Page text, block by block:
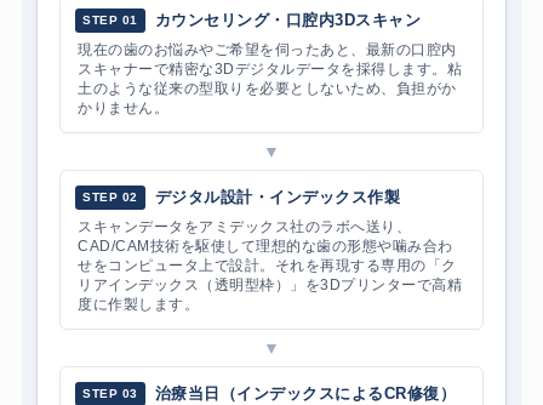
STEP 01 カウンセリング・口腔内3Dスキャン
現在の歯のお悩みやご希望を伺ったあと、最新の口腔内
スキャナーで精密な3Dデジタルデータを採得します。粘
土のような従来の型取りを必要としないため、負担がか
かりません。
▼
STEP 02 デジタル設計・インデックス作製
スキャンデータをアミデックス社のラボへ送り、
CAD/CAM技術を駆使して理想的な歯の形態や噛み合わ
せをコンピュータ上で設計。それを再現する専用の「ク
リアインデックス（透明型枠）」を3Dプリンターで高精
度に作製します。
▼
STEP 03 治療当日（インデックスによるCR修復）